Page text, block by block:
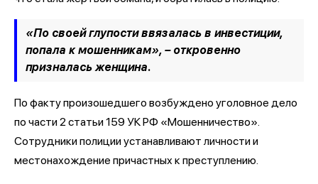
«По своей глупости ввязалась в инвестиции,
попала к мошенникам», – откровенно
призналась женщина.
По факту произошедшего возбуждено уголовное дело
по части 2 статьи 159 УК РФ «Мошенничество».
Сотрудники полиции устанавливают личности и
местонахождение причастных к преступлению.